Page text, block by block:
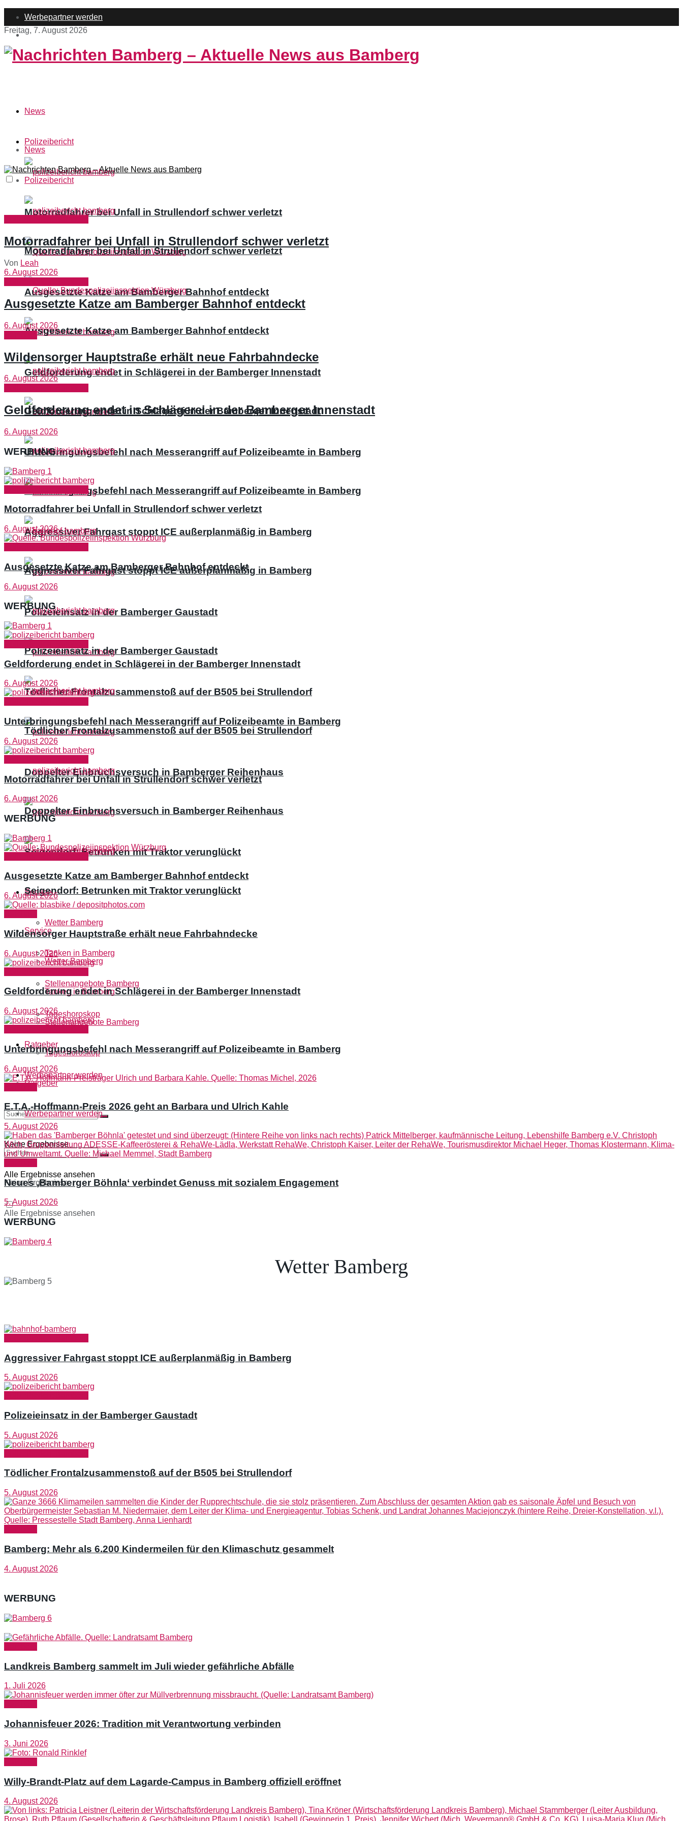
Werbepartner werden
#bamberglieben
Freitag, 7. August 2026
News
Polizeibericht
Motorradfahrer bei Unfall in Strullendorf schwer verletzt
Ausgesetzte Katze am Bamberger Bahnhof entdeckt
Geldforderung endet in Schlägerei in der Bamberger Innenstadt
Unterbringungsbefehl nach Messerangriff auf Polizeibeamte in Bamberg
Aggressiver Fahrgast stoppt ICE außerplanmäßig in Bamberg
Polizeieinsatz in der Bamberger Gaustadt
Tödlicher Frontalzusammenstoß auf der B505 bei Strullendorf
Doppelter Einbruchsversuch in Bamberger Reihenhaus
Seigendorf: Betrunken mit Traktor verunglückt
Service
Wetter Bamberg
Tanken in Bamberg
Stellenangebote Bamberg
Tageshoroskop
Ratgeber
Werbepartner werden
Keine Ergebnisse
Alle Ergebnisse ansehen
News
Polizeibericht
Motorradfahrer bei Unfall in Strullendorf schwer verletzt
Ausgesetzte Katze am Bamberger Bahnhof entdeckt
Geldforderung endet in Schlägerei in der Bamberger Innenstadt
Unterbringungsbefehl nach Messerangriff auf Polizeibeamte in Bamberg
Aggressiver Fahrgast stoppt ICE außerplanmäßig in Bamberg
Polizeieinsatz in der Bamberger Gaustadt
Tödlicher Frontalzusammenstoß auf der B505 bei Strullendorf
Doppelter Einbruchsversuch in Bamberger Reihenhaus
Seigendorf: Betrunken mit Traktor verunglückt
Service
Wetter Bamberg
Tanken in Bamberg
Stellenangebote Bamberg
Tageshoroskop
Ratgeber
Werbepartner werden
Keine Ergebnisse
Alle Ergebnisse ansehen
Motorradfahrer bei Unfall in Strullendorf schwer verletzt
Von Leah
6. August 2026
Ausgesetzte Katze am Bamberger Bahnhof entdeckt
6. August 2026
Wildensorger Hauptstraße erhält neue Fahrbahndecke
6. August 2026
Geldforderung endet in Schlägerei in der Bamberger Innenstadt
6. August 2026
WERBUNG
Motorradfahrer bei Unfall in Strullendorf schwer verletzt
6. August 2026
Ausgesetzte Katze am Bamberger Bahnhof entdeckt
6. August 2026
WERBUNG
Geldforderung endet in Schlägerei in der Bamberger Innenstadt
6. August 2026
Unterbringungsbefehl nach Messerangriff auf Polizeibeamte in Bamberg
6. August 2026
Motorradfahrer bei Unfall in Strullendorf schwer verletzt
6. August 2026
WERBUNG
Ausgesetzte Katze am Bamberger Bahnhof entdeckt
6. August 2026
Wildensorger Hauptstraße erhält neue Fahrbahndecke
6. August 2026
Geldforderung endet in Schlägerei in der Bamberger Innenstadt
6. August 2026
Unterbringungsbefehl nach Messerangriff auf Polizeibeamte in Bamberg
6. August 2026
E.T.A.-Hoffmann-Preis 2026 geht an Barbara und Ulrich Kahle
5. August 2026
Neues ‚Bamberger Böhnla‘ verbindet Genuss mit sozialem Engagement
5. August 2026
WERBUNG
Wetter Bamberg
Aggressiver Fahrgast stoppt ICE außerplanmäßig in Bamberg
5. August 2026
Polizeieinsatz in der Bamberger Gaustadt
5. August 2026
Tödlicher Frontalzusammenstoß auf der B505 bei Strullendorf
5. August 2026
Bamberg: Mehr als 6.200 Kindermeilen für den Klimaschutz gesammelt
4. August 2026
WERBUNG
Landkreis Bamberg sammelt im Juli wieder gefährliche Abfälle
1. Juli 2026
Johannisfeuer 2026: Tradition mit Verantwortung verbinden
3. Juni 2026
Willy-Brandt-Platz auf dem Lagarde-Campus in Bamberg offiziell eröffnet
4. August 2026